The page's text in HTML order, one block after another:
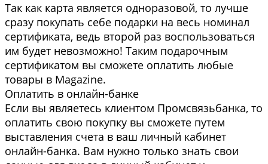
Так как карта является одноразовой, то лучше
сразу покупать себе подарки на весь номинал
сертификата, ведь второй раз воспользоваться
им будет невозможно! Таким подарочным
сертификатом вы сможете оплатить любые
товары в Magazine.
Оплатить в онлайн-банке
Если вы являетесь клиентом Промсвязьбанка, то
оплатить свою покупку вы сможете путем
выставления счета в ваш личный кабинет
онлайн-банка. Вам нужно только знать свои